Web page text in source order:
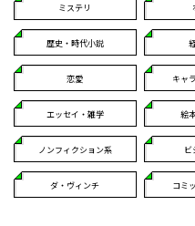
ミステリ
歴史・時代小説
恋愛 キャ
エッセイ・雑学 絵
ノンフィクション系 ビ
ダ・ヴィンチ コミ